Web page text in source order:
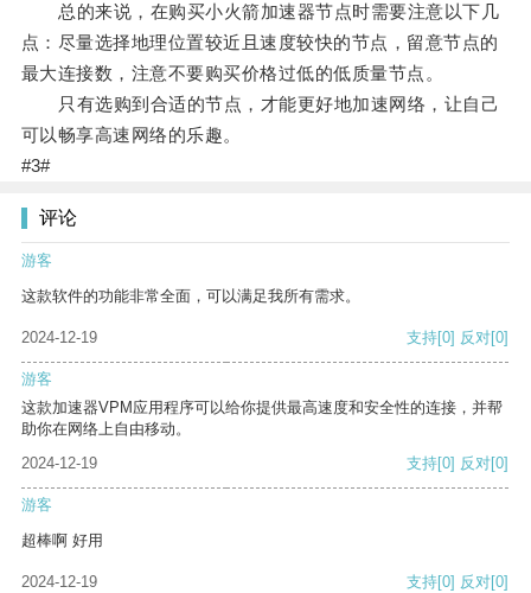
总的来说，在购买小火箭加速器节点时需要注意以下几
点：尽量选择地理位置较近且速度较快的节点，留意节点的
最大连接数，注意不要购买价格过低的低质量节点。
只有选购到合适的节点，才能更好地加速网络，让自己
可以畅享高速网络的乐趣。
#3#
评论
游客
这款软件的功能非常全面，可以满足我所有需求。
2024-12-19 支持[0] 反对[0]
游客
这款加速器VPM应用程序可以给你提供最高速度和安全性的连接，并帮
助你在网络上自由移动。
2024-12-19
支持[0] 反对[0]
游客
超棒啊 好用
2024-12-19 支持[0] 反对[0]